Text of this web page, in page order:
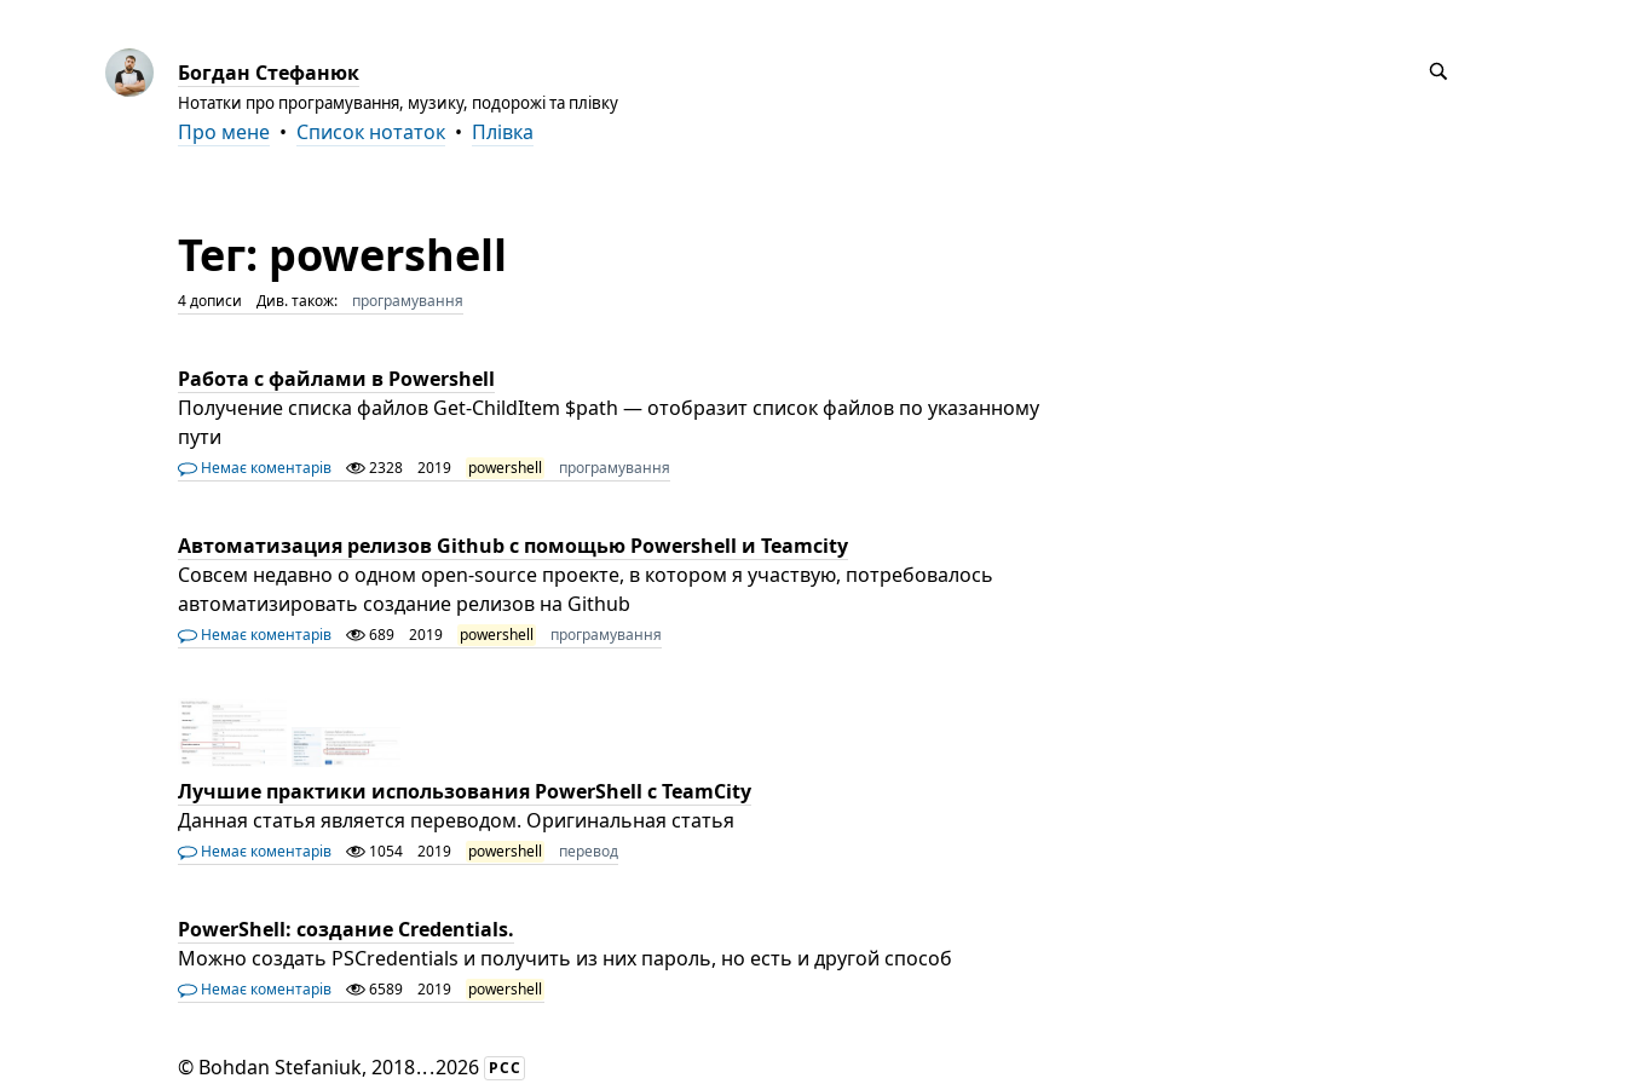
Богдан Стефанюк
Нотатки про програмування, музику, подорожі та плівку
Про мене • Список нотаток • Плівка
Тег: powershell
4 дописи Див. також: програмування
Работа с файлами в Powershell
Получение списка файлов Get-ChildItem $path — отобразит список файлов по указанному
пути
Немає коментарів 2328 2019 powershell програмування
Автоматизация релизов Github с помощью Powershell и Teamcity
Совсем недавно о одном open-source проекте, в котором я участвую, потребовалось
автоматизировать создание релизов на Github
Немає коментарів 689 2019 powershell програмування
Лучшие практики использования PowerShell c TeamCity
Данная статья является переводом. Оригинальная статья
Немає коментарів 1054 2019 powershell перевод
PowerShell: создание Credentials.
Можно создать PSCredentials и получить из них пароль, но есть и другой способ
Немає коментарів 6589 2019 powershell
© Bohdan Stefaniuk, 2018...2026 РСС